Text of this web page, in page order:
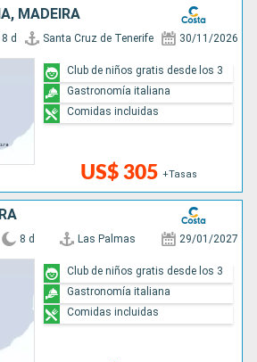
MADEIRA
8 d Santa Cruz de Tenerife 30/11/2026
US$ 305 +Tasas
Club de niños gratis desde los 3
Gastronomía italiana
Comidas incluidas
8 d Las Palmas 29/01/2027
Club de niños gratis desde los 3
Gastronomía italiana
Comidas incluidas